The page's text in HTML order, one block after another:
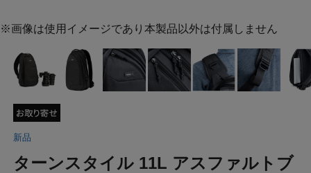
※画像は使用イメージであり本製品以外は付属しません
新品
ターンスタイル 11L アスファルトブ